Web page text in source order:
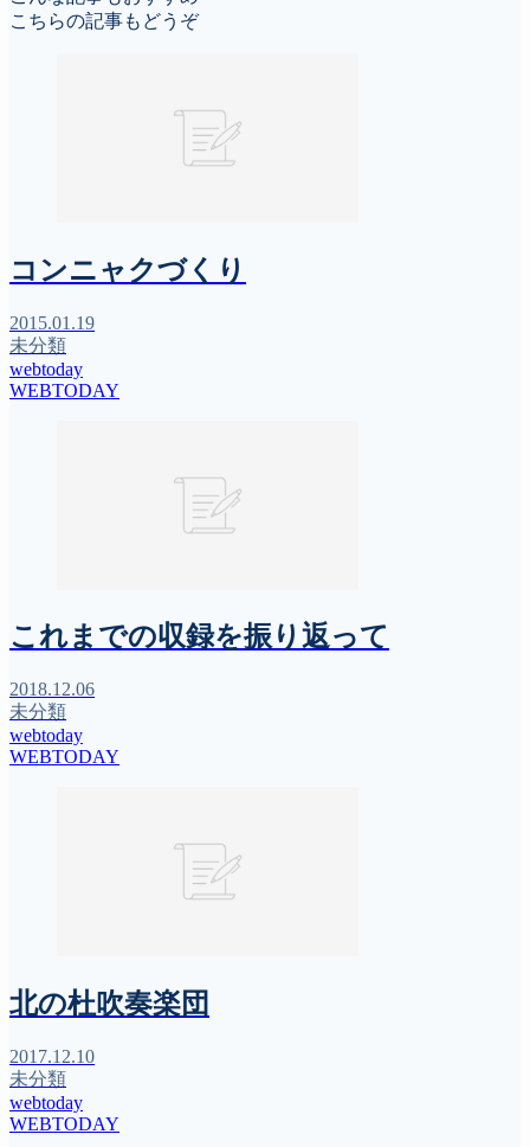
こちらの記事もどうぞ
コンニャクづくり
2015.01.19
未分類
webtoday
WEBTODAY
これまでの収録を振り返って
2018.12.06
未分類
webtoday
WEBTODAY
北の杜吹奏楽団
2017.12.10
未分類
webtoday
WEBTODAY